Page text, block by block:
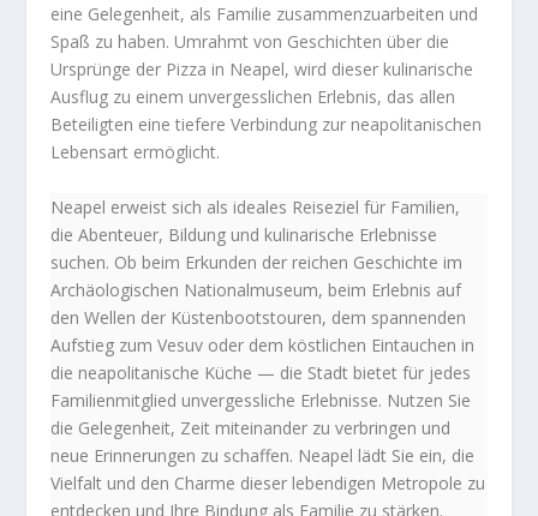
eine Gelegenheit, als Familie zusammenzuarbeiten und
Spaß zu haben. Umrahmt von Geschichten über die
Ursprünge der Pizza in Neapel, wird dieser kulinarische
Ausflug zu einem unvergesslichen Erlebnis, das allen
Beteiligten eine tiefere Verbindung zur neapolitanischen
Lebensart ermöglicht.
Neapel erweist sich als ideales Reiseziel für Familien,
die Abenteuer, Bildung und kulinarische Erlebnisse
suchen. Ob beim Erkunden der reichen Geschichte im
Archäologischen Nationalmuseum, beim Erlebnis auf
den Wellen der Küstenbootstouren, dem spannenden
Aufstieg zum Vesuv oder dem köstlichen Eintauchen in
die neapolitanische Küche — die Stadt bietet für jedes
Familienmitglied unvergessliche Erlebnisse. Nutzen Sie
die Gelegenheit, Zeit miteinander zu verbringen und
neue Erinnerungen zu schaffen. Neapel lädt Sie ein, die
Vielfalt und den Charme dieser lebendigen Metropole zu
entdecken und Ihre Bindung als Familie zu stärken.